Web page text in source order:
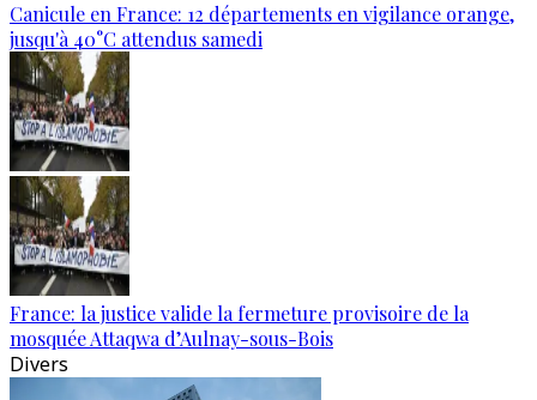
Canicule en France: 12 départements en vigilance orange,
jusqu'à 40°C attendus samedi
France: la justice valide la fermeture provisoire de la
mosquée Attaqwa d’Aulnay-sous-Bois
Divers